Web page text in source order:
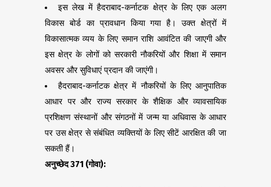
इस लेख में हैदराबाद-कर्नाटक क्षेत्र के लिए एक अलग
विकास बोर्ड का प्रावधान किया गया है। उक्त क्षेत्रों में
विकासात्मक व्यय के लिए समान राशि आवंटित की जाएगी और
इस क्षेत्र के लोगों को सरकारी नौकरियों और शिक्षा में समान
अवसर और सुविधाएं प्रदान की जाएंगी।
हैदराबाद-कर्नाटक क्षेत्र में नौकरियों के लिए आनुपातिक
आधार पर और राज्य सरकार के शैक्षिक और व्यावसायिक
प्रशिक्षण संस्थानों और संगठनों में जन्म या अधिवास के आधार
पर उस क्षेत्र से संबंधित व्यक्तियों के लिए सीटें आरक्षित की जा
सकती हैं।
अनुच्छेद371 (गोवा):